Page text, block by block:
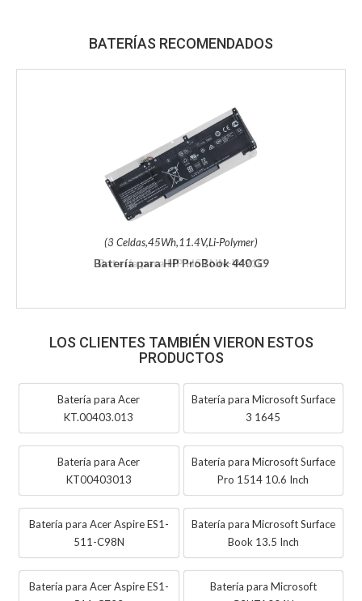
BATERÍAS RECOMENDADOS
(3 Celdas,45Wh,11.4V,Li-Polymer)
Batería para HP ProBook 440 G9
LOS CLIENTES TAMBIÉN VIERON ESTOS
PRODUCTOS
Batería para Acer
KT.00403.013
Batería para Microsoft Surface
3 1645
Batería para Acer
KT00403013
Batería para Microsoft Surface
Pro 1514 10.6 Inch
Batería para Acer Aspire ES1-
511-C98N
Batería para Microsoft Surface
Book 13.5 Inch
Batería para Acer Aspire ES1-
Batería para Microsoft